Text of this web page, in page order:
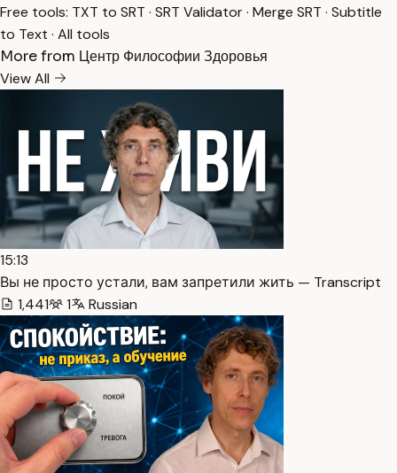
Free tools: TXT to SRT · SRT Validator· Merge SRT · Subtitle
to Text · All tools
More from Центр Философии Здоровья
View All
15:13
Вы не просто устали, вам запретили жить — Transcript
1,441
1 Russian